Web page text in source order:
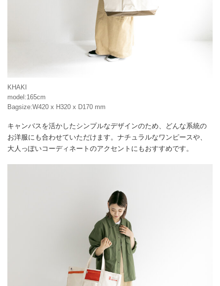
KHAKI
model:165cm
Bagsize:W420 x H320 x D170 mm
キャンバスを活かしたシンプルなデザインのため、どんな系統の
お洋服にも合わせていただけます。ナチュラルなワンピースや、
大人っぽいコーディネートのアクセントにもおすすめです。